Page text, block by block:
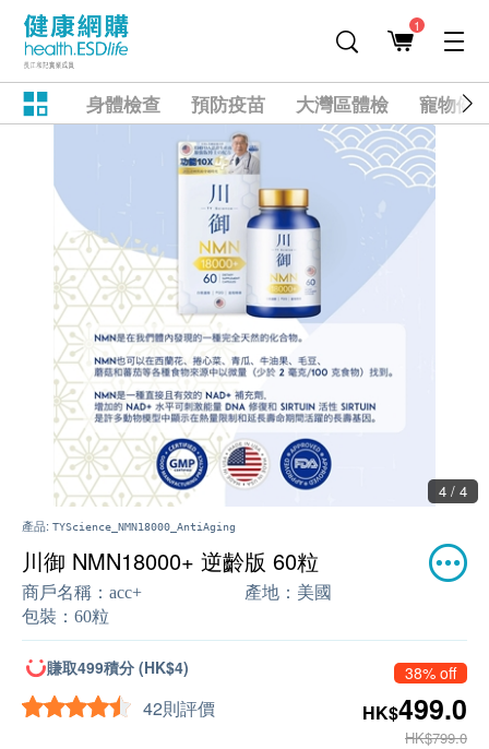
1
身體檢查 預防疫苗 大灣區體檢 寵物健
4 / 4
產品: TYScience_NMN18000_AntiAging
川御 NMN18000+ 逆齡版 60粒
商戶名稱： acc+ 產地： 美國
包裝： 60粒
賺取499積分 (HK$4)
42則評價
38% off
HK$499.0
HK$799.0